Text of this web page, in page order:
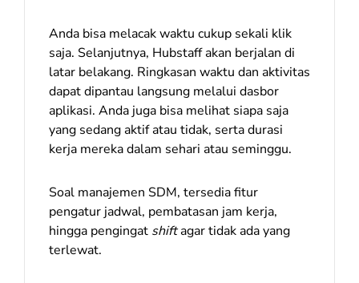
Anda bisa melacak waktu cukup sekali klik
saja. Selanjutnya, Hubstaff akan berjalan di
latar belakang. Ringkasan waktu dan aktivitas
dapat dipantau langsung melalui dasbor
aplikasi. Anda juga bisa melihat siapa saja
yang sedang aktif atau tidak, serta durasi
kerja mereka dalam sehari atau seminggu.
Soal manajemen SDM, tersedia fitur
pengatur jadwal, pembatasan jam kerja,
hingga pengingat shiftagar tidak ada yang
terlewat.